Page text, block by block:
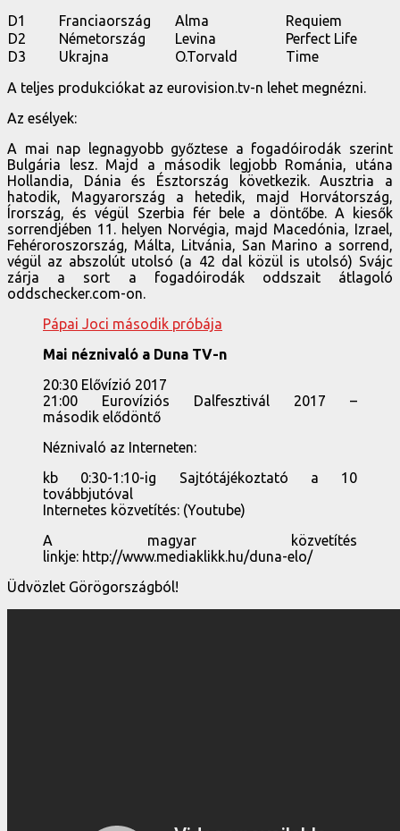
D1 Franciaország Alma
Requiem
D2
Németország Levina
Perfect Life
D3
Ukrajna O.Torvald
Time
A teljes produkciókat az eurovision.tv-n lehet megnézni.
Az esélyek:
A mai nap legnagyobb győztese a fogadóirodák szerint
Bulgária lesz. Majd a második legjobb Románia, utána
Hollandia, Dánia és Észtország következik. Ausztria a
hatodik, Magyarország a hetedik, majd Horvátország,
Írország, és végül Szerbia fér bele a döntőbe. A kiesők
sorrendjében 11. helyen Norvégia, majd Macedónia, Izrael,
Fehéroroszország, Málta, Litvánia, San Marino a sorrend,
végül az abszolút utolsó (a 42 dal közül is utolsó) Svájc
zárja a sort a fogadóirodák oddszait átlagoló
oddschecker.com-on.
Pápai Joci második próbája
Mai néznivaló a Duna TV-n
20:30 Elővízió 2017
21:00 Eurovíziós Dalfesztivál 2017 –
második elődöntő
Néznivaló az Interneten:
kb 0:30-1:10-ig Sajtótájékoztató a 10
továbbjutóval
Internetes közvetítés: (Youtube)
A magyar közvetítés
linkje: http://www.mediaklikk.hu/duna-elo/
Üdvözlet Görögországból!